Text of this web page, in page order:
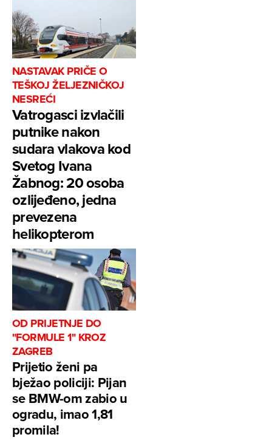
NASTAVAK PRIČE O
TEŠKOJ ŽELJEZNIČKOJ
NESREĆI
Vatrogasci izvlačili
putnike nakon
sudara vlakova kod
Svetog Ivana
Žabnog: 20 osoba
ozlijeđeno, jedna
prevezena
helikopterom
OD PRIJETNJE DO
"FORMULE 1" KROZ
ZAGREB
Prijetio ženi pa
bježao policiji: Pijan
se BMW-om zabio u
ogradu, imao 1,81
promila!